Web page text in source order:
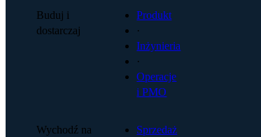
Buduj i
dostarczaj
Produkt
·
Inżynieria
·
Operacje
i PMO
Wychodź na
Sprzedaż